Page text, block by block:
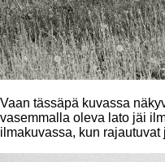
Vaan tässäpä kuvassa
vasemmalla oleva lato jäi
ilmakuvassa, kun